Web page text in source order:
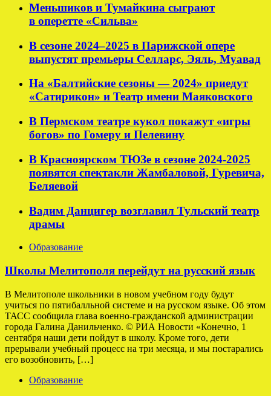
Меньшиков и Тумайкина сыграют
в оперетте «Сильва»
В сезоне 2024–2025 в Парижской опере
выпустят премьеры Селларс, Эяль, Муавад
На «Балтийские сезоны — 2024» приедут
«Сатирикон» и Театр имени Маяковского
В Пермском театре кукол покажут «игры
богов» по Гомеру и Пелевину
В Красноярском ТЮЗе в сезоне 2024-2025
появятся спектакли Жамбаловой, Гуревича,
Беляевой
Вадим Данцигер возглавил Тульский театр
драмы
Образование
Школы Мелитополя перейдут на русский язык
В Мелитополе школьники в новом учебном году будут
учиться по пятибалльной системе и на русском языке. Об этом
ТАСС сообщила глава военно-гражданской администрации
города Галина Данильченко. © РИА Новости «Конечно, 1
сентября наши дети пойдут в школу. Кроме того, дети
прерывали учебный процесс на три месяца, и мы постарались
его возобновить, […]
Образование